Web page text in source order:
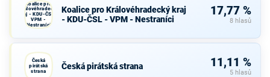
Koalice pro
Královéhradecký
kraj - KDU-ČSL -
VPM -
Nestraníci
Koalice pro Královéhradecký kraj
- KDU-ČSL - VPM - Nestraníci
17,77 %
8 hlasů
Česká
pirátská
strana
Česká pirátská strana 11,11 %
5 hlasů